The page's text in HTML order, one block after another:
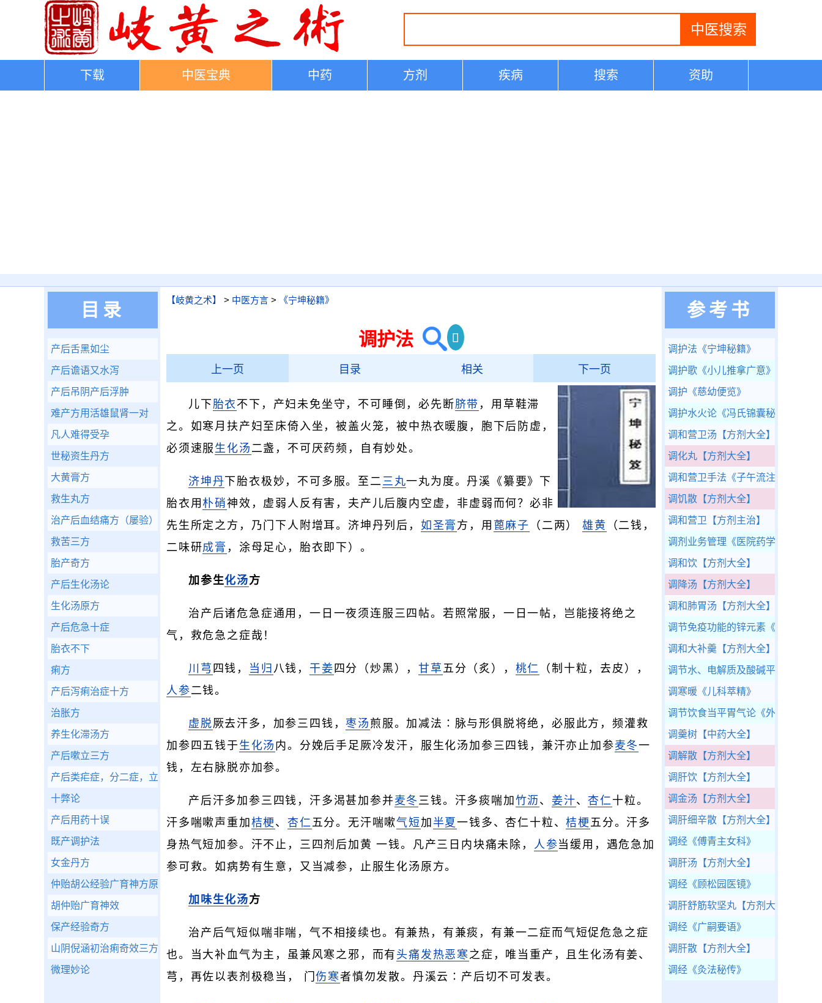
下载 中医宝典 中药 方剂 疾病 搜索 资助
【岐黄之术】 > 中医方言 > 《宁坤秘籍》
调护法
上一页 目录 相关 下一页
儿下 胎衣 不下，产妇未免坐守，不可睡倒，必先断脐带 ，用草鞋滞
之。如寒月扶产妇至床倚入坐，被盖火笼，被中热衣暖腹，胞下后防虚，
必须速服 生化汤 二盏，不可厌药频，自有妙处。
济坤丹 下胎衣极妙，不可多服。至二 三丸一丸为度。丹溪《纂要》下
胎衣用 朴硝神效，虚弱人反有害，夫产儿后腹内空虚，非虚弱而何？必非
先生所定之方，乃门下人附增耳。济坤丹列后， 如圣膏 方，用 蓖麻子 （二两）雄黄
（二钱，
二味研成膏 ，涂母足心，胎衣即下）。
加参生化汤方
治产后诸危急症通用，一日一夜须连服三四帖。若照常服，一日一帖，岂能接将绝之
气，救危急之症哉！
川芎 四钱， 当归 八钱， 干姜 四分（炒黑），甘草 五分（炙）， 桃仁
（制十粒，去皮），
人参二钱。
虚脱厥去汗多，加参三四钱，枣汤 煎服。加减法∶脉与形俱脱将绝，必服此方，频灌救
加参四五钱于 生化汤 内。分娩后手足厥冷发汗，服生化汤加参三四钱，兼汗亦止加参麦冬一
钱，左右脉脱亦加参。
产后汗多加参三四钱，汗多渴甚加参并 麦冬 三钱。汗多痰喘加 竹沥 、姜汁、杏仁十粒。
汗多喘嗽声重加 桔梗 、杏仁五分。无汗喘嗽气短 加 半夏一钱多、杏仁十粒、桔梗 五分。汗多
身热气短加参。汗不止，三四剂后加黄 一钱。凡产三日内块痛未除， 人参当缓用，遇危急加
参可救。如病势有生意，又当减参，止服生化汤原方。
加味生化汤方
治产后气短似喘非喘，气不相接续也。有兼热，有兼痰，有兼一二症而气短促危急之症
也。当大补血气为主，虽兼风寒之邪，而有 头痛发热恶寒 之症，唯当重产，且生化汤有姜、
芎，再佐以表剂极稳当， 门伤寒者慎勿发散。丹溪云∶产后切不可发表。
目录
产后舌黑如尘
产后谵语又水泻
产后吊阴产后浮肿
难产方用活雄鼠肾一对
凡人难得受孕
世秘资生丹方
大黄膏方
救生丸方
治产后血结痛方（屡验）
救苦三方
胎产奇方
产后生化汤论
生化汤原方
产后危急十症
胎衣不下
痢方
产后泻痢治症十方
治胀方
养生化滞汤方
产后嗽立三方
产后类疟症，分二症，立三方
十弊论
产后用药十误
既产调护法
女金丹方
仲贻胡公经验广育神方原序（系越水叶老人原传）。
胡仲贻广育神效
保产经验奇方
山阴倪涵初治痢奇效三方
微理妙论
参考书
调护法 《宁坤秘籍》
调护歌 《小儿推拿广意》
调护 《慈幼便览》
调护水火论 《冯氏锦囊秘录》
调和营卫汤 【方剂大全】
调化丸 【方剂大全】
调和营卫手法 《子午流注说难》
调饥散 【方剂大全】
调和营卫 【方剂主治】
调剂业务管理 《医院药学》
调和饮 【方剂大全】
调降汤 【方剂大全】
调和肺胃汤 【方剂大全】
调节免疫功能的锌元素 《免疫与健
调和大补羹 【方剂大全】
调节水、电解质及酸碱平衡药
调寒暖 《儿科萃精》
调节饮食当平胃气论 《外科精要》
调羹树 【中药大全】
调解散 【方剂大全】
调肝饮 【方剂大全】
调金汤 【方剂大全】
调肝细辛散 【方剂大全】
调经 《傅青主女科》
调肝汤 【方剂大全】
调经 《顾松园医镜》
调肝舒筋软坚丸 【方剂大全】
调经 《广嗣要语》
调肝散 【方剂大全】
调经 《灸法秘传》